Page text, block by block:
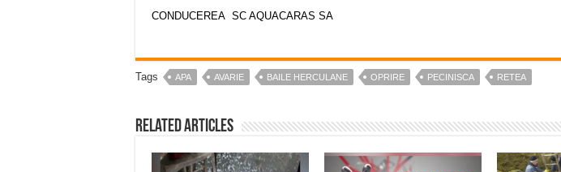
CONDUCEREA SC AQUACARAS SA
Tags APA AVARIE BAILE HERCULANE OPRIRE PECINISCA RETEA
Related Articles